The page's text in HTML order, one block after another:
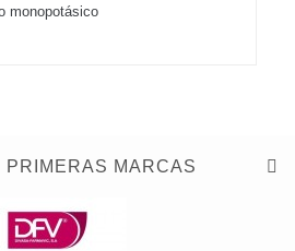
monopotásico
MARCAS